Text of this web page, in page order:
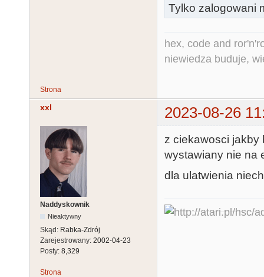
Tylko zalogowani
hex, code and
niewiedza buduje,
Strona
xxl 2023-08-26
Naddyskownik
Nieaktywny
Skąd: Rabka-Zdrój
Zarejestrowany: 2002-04-23
Posty: 8,329
z ciekawosci jakby
wystawiany nie na
dla ulatwienia
Strona